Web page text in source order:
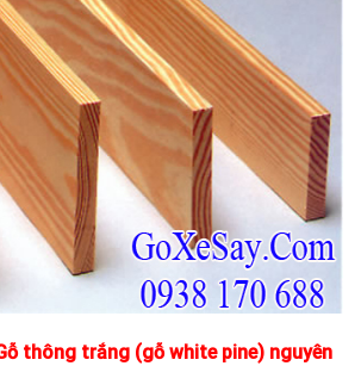
thông trắng (gỗ white pine) nguyên